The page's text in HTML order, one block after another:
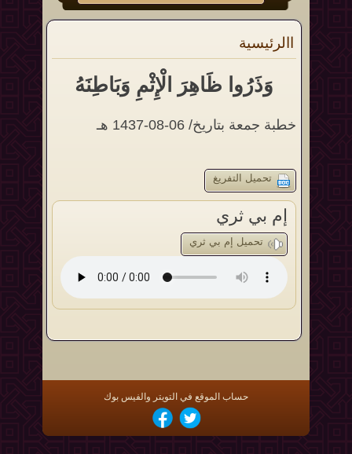
االرئيسية
وَذَرُوا ظَاهِرَ الْإِثْمِ وَبَاطِنَهُ
خطبة جمعة بتاريخ/ 06-08-1437 هـ
تحميل التفريغ
إم بي ثري
تحميل إم بي ثري
حساب الموقع في التويتر والفيس بوك